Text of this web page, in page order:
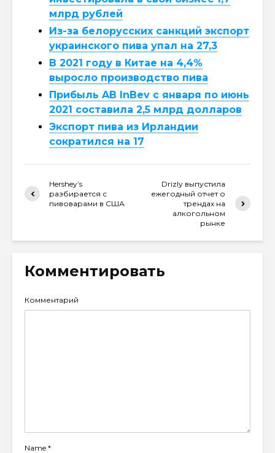
млрд рублей
Из-за белорусских санкций экспорт
украинского пива упал на 27,3
В 2021 году в Китае на 4,4%
выросло производство пива
Прибыль AB InBev с января по июнь
2021 составила 2,5 млрд долларов
Экспорт пива из Ирландии
сократился на 17
Hershey’s
разбирается с
пивоварами в США
Drizly выпустила
ежегодный отчет о
трендах на
алкогольном
рынке
Комментировать
Комментарий
Name *